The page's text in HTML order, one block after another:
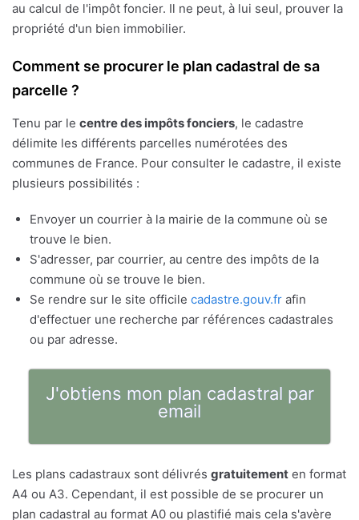
au calcul de l'impôt foncier. Il ne peut, à lui seul, prouver la
propriété d'un bien immobilier.
Comment se procurer le plan cadastral de sa
parcelle ?
Tenu par le centre des impôts fonciers, le cadastre
délimite les différents parcelles numérotées des
communes de France. Pour consulter le cadastre, il existe
plusieurs possibilités :
Envoyer un courrier à la mairie de la commune où se
trouve le bien.
S'adresser, par courrier, au centre des impôts de la
commune où se trouve le bien.
Se rendre sur le site officile cadastre.gouv.fr afin
d'effectuer une recherche par références cadastrales
ou par adresse.
J'obtiens mon plan cadastral par
email
Les plans cadastraux sont délivrés gratuitement en format
A4 ou A3. Cependant, il est possible de se procurer un
plan cadastral au format A0 ou plastifié mais cela s'avère